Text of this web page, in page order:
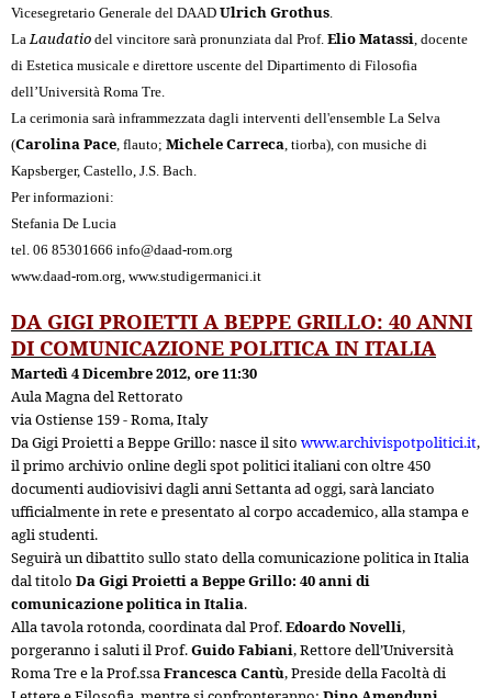
Vicesegretario Generale del DAAD Ulrich Grothus
La Laudatio del vincitore sarà pronunziata dal Prof. Elio Matassi , docente
di Estetica musicale e direttore uscente del Dipartimento di Filosofia
dell’Università Roma Tre.
La cerimonia sarà inframmezzata dagli interventi dell'ensemble La Selva
(Carolina Pace , flauto; Michele Carreca , tiorba), con musiche di
Kapsberger, Castello, J.S. Bach.
Per informazioni:
Stefania De Lucia
tel. 06 85301666 info@daad-rom.org
www.daad-rom.org www.studigermanici.it
DA GIGI PROIETTI A BEPPE GRILLO: 40 ANNI
DI COMUNICAZIONE POLITICA IN ITALIA
Martedì 4 Dicembre 2012, ore 11:30
Aula Magna del Rettorato
via Ostiense 159 - Roma, Italy
Da Gigi Proietti a Beppe Grillo: nasce il sito www.archivispotpolitici.it,
il primo archivio online degli spot politici italiani con oltre 450
documenti audiovisivi dagli anni Settanta ad oggi, sarà lanciato
ufficialmente in rete e presentato al corpo accademico, alla stampa e
agli studenti.
Seguirà un dibattito sullo stato della comunicazione politica in Italia
dal titolo Da Gigi Proietti a Beppe Grillo: 40 anni di
comunicazione politica in Italia.
Alla tavola rotonda, coordinata dal Prof.Edoardo Novelli,
porgeranno i saluti il Prof.Guido Fabiani, Rettore dell’Università
Roma Tre e la Prof.ssaFrancesca Cantù, Preside della Facoltà di